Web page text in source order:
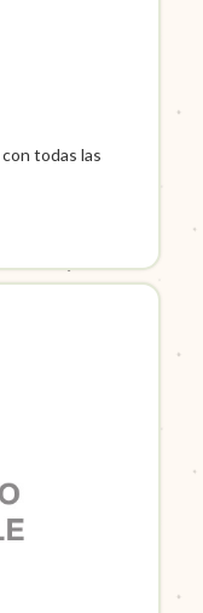
con todas las